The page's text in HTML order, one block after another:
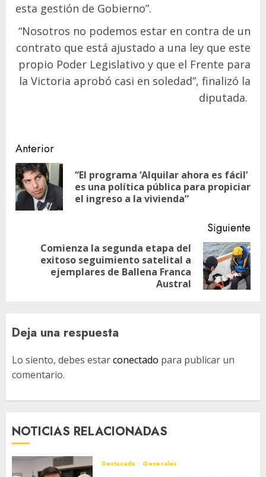
esta gestión de Gobierno”.
“Nosotros no podemos estar en contra de un
contrato que está ajustado a una ley que este
propio Poder Legislativo y que el Frente para
la Victoria aprobó casi en soledad”, finalizó la
diputada.
Navegación
de
entradas
Anterior
“El programa ‘Alquilar ahora es fácil’
es una política pública para propiciar
el ingreso a la vivienda”
Siguiente
Siguiente
entrada:
Comienza la segunda etapa del
exitoso seguimiento satelital a
ejemplares de Ballena Franca
Austral
Deja una respuesta
Lo siento, debes estarconectado para publicar un
comentario.
NOTICIAS RELACIONADAS
Destacada Generales